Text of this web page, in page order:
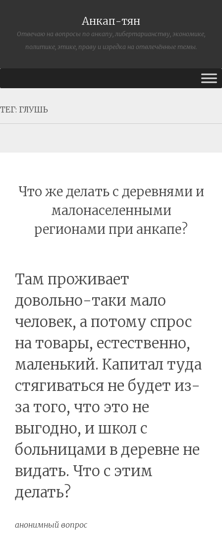
Анкап-тян
Отвечаю на вопросы по анкапу, либертарианству, экономике,
политике, этике, праву и изредка на отвлечённые темы.
ТЕГ: ГЛУШЬ
Что же делать с деревнями и
малонаселенными
регионами при анкапе?
Там проживает
довольно-таки мало
человек, а потому спрос
на товары, естественно,
маленький. Капитал туда
стягиваться не будет из-
за того, что это не
выгодно, и школ с
больницами в деревне не
видать. Что с этим
делать?
анонимный вопрос